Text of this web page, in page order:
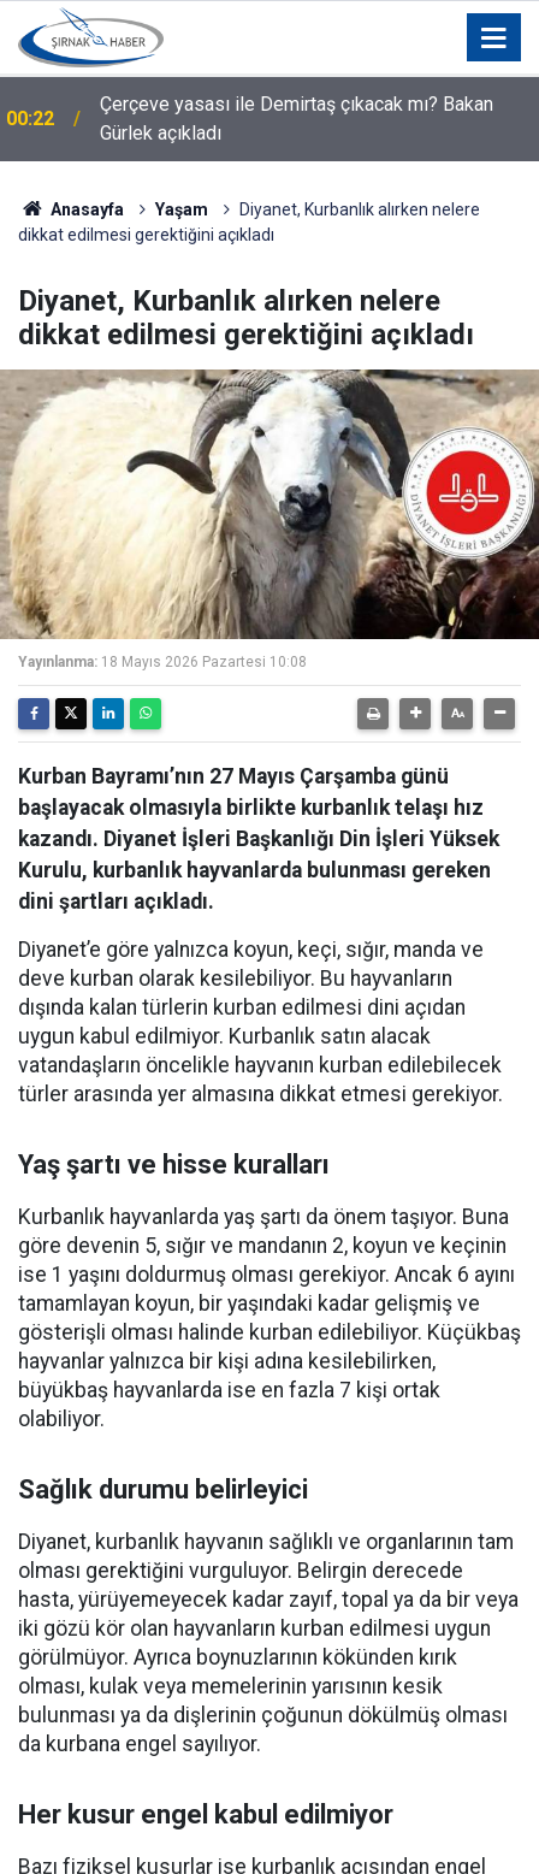
00:22
Çerçeve yasası ile Demirtaş çıkacak mı? Bakan
Gürlek açıkladı
Anasayfa Yaşam
Diyanet, Kurbanlık alırken nelere
dikkat edilmesi gerektiğini açıkladı
Diyanet, Kurbanlık alırken nelere
dikkat edilmesi gerektiğini açıkladı
Yayınlanma: 18 Mayıs 2026 Pazartesi 10:08
Kurban Bayramı’nın 27 Mayıs Çarşamba günü
başlayacak olmasıyla birlikte kurbanlık telaşı hız
kazandı. Diyanet İşleri Başkanlığı Din İşleri Yüksek
Kurulu, kurbanlık hayvanlarda bulunması gereken
dini şartları açıkladı.
Diyanet’e göre yalnızca koyun, keçi, sığır, manda ve
deve kurban olarak kesilebiliyor. Bu hayvanların
dışında kalan türlerin kurban edilmesi dini açıdan
uygun kabul edilmiyor. Kurbanlık satın alacak
vatandaşların öncelikle hayvanın kurban edilebilecek
türler arasında yer almasına dikkat etmesi gerekiyor.
Yaş şartı ve hisse kuralları
Kurbanlık hayvanlarda yaş şartı da önem taşıyor. Buna
göre devenin 5, sığır ve mandanın 2, koyun ve keçinin
ise 1 yaşını doldurmuş olması gerekiyor. Ancak 6 ayını
tamamlayan koyun, bir yaşındaki kadar gelişmiş ve
gösterişli olması halinde kurban edilebiliyor. Küçükbaş
hayvanlar yalnızca bir kişi adına kesilebilirken,
büyükbaş hayvanlarda ise en fazla 7 kişi ortak
olabiliyor.
Sağlık durumu belirleyici
Diyanet, kurbanlık hayvanın sağlıklı ve organlarının tam
olması gerektiğini vurguluyor. Belirgin derecede
hasta, yürüyemeyecek kadar zayıf, topal ya da bir veya
iki gözü kör olan hayvanların kurban edilmesi uygun
görülmüyor. Ayrıca boynuzlarının kökünden kırık
olması, kulak veya memelerinin yarısının kesik
bulunması ya da dişlerinin çoğunun dökülmüş olması
da kurbana engel sayılıyor.
Her kusur engel kabul edilmiyor
Bazı fiziksel kusurlar ise kurbanlık açısından engel